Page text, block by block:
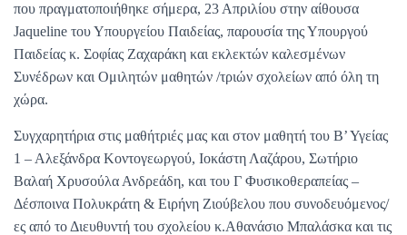
που πραγματοποιήθηκε σήμερα, 23 Απριλίου στην αίθουσα
Jaqueline του Υπουργείου Παιδείας, παρουσία της Υπουργού
Παιδείας κ. Σοφίας Ζαχαράκη και εκλεκτών καλεσμένων
Συνέδρων και Ομιλητών μαθητών /τριών σχολείων από όλη τη
χώρα.
Συγχαρητήρια στις μαθήτριές μας και στον μαθητή του Β’ Υγείας
1 – Αλεξάνδρα Κοντογεωργού, Ιοκάστη Λαζάρου, Σωτήριο
Βαλαή Χρυσούλα Ανδρεάδη, και του Γ Φυσικοθεραπείας –
Δέσποινα Πολυκράτη & Ειρήνη Ζιούβελου που συνοδευόμενος/
ες από το Διευθυντή του σχολείου κ.Αθανάσιο Μπαλάσκα και τις